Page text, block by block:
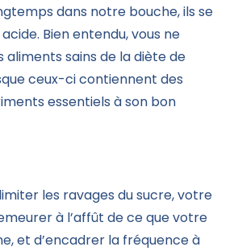
dans notre bouche, ils se
Bien entendu, vous ne
aliments sains de la diète de
ceux-ci contiennent des
essentiels à son bon
les ravages du sucre, votre
à l’affût de ce que votre
et d’encadrer la fréquence à